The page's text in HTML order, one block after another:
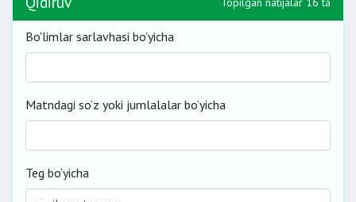
Bo'limlar sarlavhasi bo’yicha
Matndagi so‘z yoki jumlalalar bo‘yicha
Teg bo‘yicha